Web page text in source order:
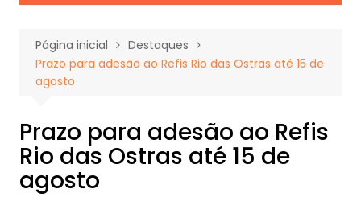
Página inicial
Destaques
Prazo para adesão ao Refis Rio das Ostras até 15 de
agosto
Prazo para adesão ao Refis
Rio das Ostras até 15 de
agosto